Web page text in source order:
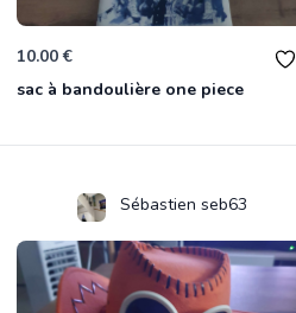
10.00 €
sac à bandoulière one piece
Sébastien seb63